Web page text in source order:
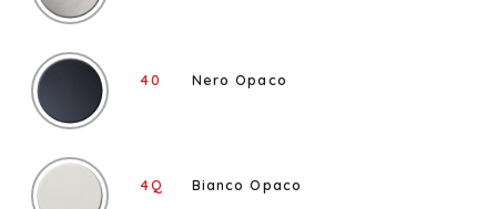
40 Nero Opaco
4Q Bianco Opaco